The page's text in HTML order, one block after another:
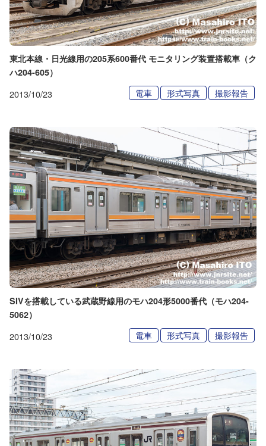
東北本線・日光線用の205系600番代 モニタリング装置搭載車（ク
ハ204-605）
2013/10/23 電車 形式写真 撮影報告
SIVを搭載している武蔵野線用のモハ204形5000番代（モハ204-
5062）
2013/10/23 電車 形式写真 撮影報告